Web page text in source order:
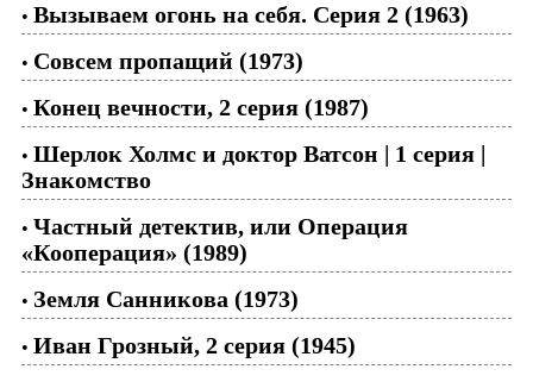
• Вызываем огонь на себя. Серия 2 (1963)
• Совсем пропащий (1973)
• Конец вечности, 2 серия (1987)
• Шерлок Холмс и доктор Ватсон | 1 серия |
Знакомство
• Частный детектив, или Операция
«Кооперация» (1989)
• Земля Санникова (1973)
• Иван Грозный, 2 серия (1945)